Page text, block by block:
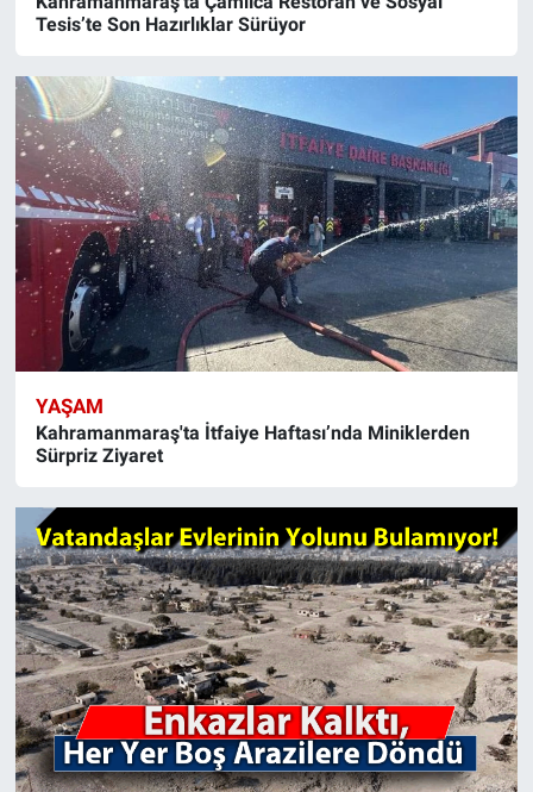
Kahramanmaraş'ta Çamlıca Restoran ve Sosyal
Tesis’te Son Hazırlıklar Sürüyor
YAŞAM
Kahramanmaraş'ta İtfaiye Haftası’nda Miniklerden
Sürpriz Ziyaret